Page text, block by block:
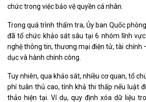
chức trong việc bảo vệ quyền cá nhân.
Trong quá trình thẩm tra, Ủy ban Quốc
đã tổ chức khảo sát sâu tại 6 nhóm lĩnh
nghệ thông tin, thương mại điện tử, tài chính
dục và hành chính công.
Tuy nhiên, qua khảo sát, nhiều cơ quan, tổ
phí tuân thủ cao, tính khả thi thấp nếu luật
thảo hiện tại. Ví dụ, quy định xóa dữ liệu